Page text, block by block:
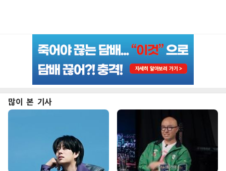
많이 본 기사